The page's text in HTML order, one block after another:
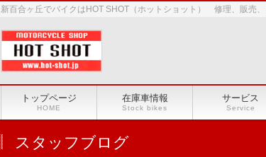
新百合ヶ丘でバイクはHOT SHOT（ホットショット） 修理、販売
トップページ
HOME
在庫車情報
Stock bikes
サービス
Service
スタッフブログ